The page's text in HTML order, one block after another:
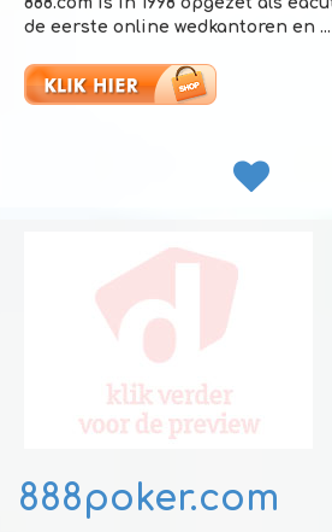
de eerste online wedkantoren en ...
888poker.com